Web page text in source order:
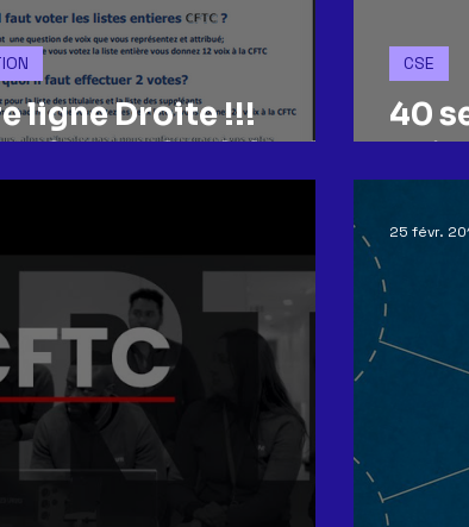
ligne Droite !!!
VOTER LISTES CFTC
40
qui
CSE
25 févr.